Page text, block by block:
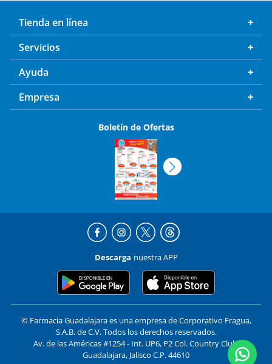
Tienda en línea
Servicios
Ayuda
Empresa
Boletín de Ofertas
Descarga nuestra APP
© Farmacia Guadalajara es una empresa de Corporativo Fragua,
S.A.B. de C.V. Todos los derechos reservados.
Av. de las Américas #1254 - Int. UP6, P2 Col. Country Club,
Guadalajara, Jalisco C.P. 44610